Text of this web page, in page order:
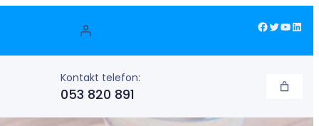
Facebook Twitter YouTube LinkedIn
Kontakt telefon:
053 820 891